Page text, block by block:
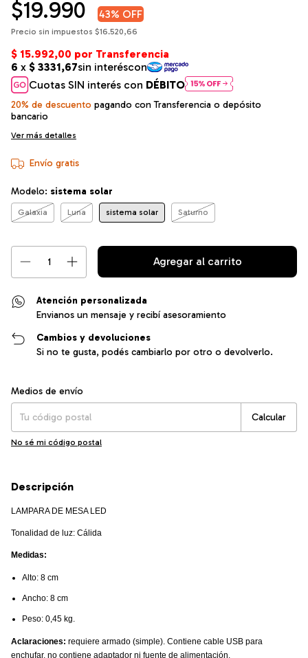
$19.990 43% OFF
Precio sin impuestos $16.520,66
Cuotas SIN interés con DÉBITO
20% de descuento pagando con Transferencia o depósito
bancario
Ver más detalles
Envío gratis
Modelo: sistema solar
Galaxia Luna sistema solar Saturno
Atención personalizada
Envianos un mensaje y recibí asesoramiento
Cambios y devoluciones
Si no te gusta, podés cambiarlo por otro o devolverlo.
Entregas para el CP:
Medios de envío
Calcular
No sé mi código postal
Descripción
LAMPARA DE MESA LED
Tonalidad de luz: Cálida
Medidas:
Alto: 8 cm
Ancho: 8 cm
Peso: 0,45 kg.
Aclaraciones: requiere armado (simple). Contiene cable USB para
enchufar, no contiene adaptador ni fuente de alimentación.